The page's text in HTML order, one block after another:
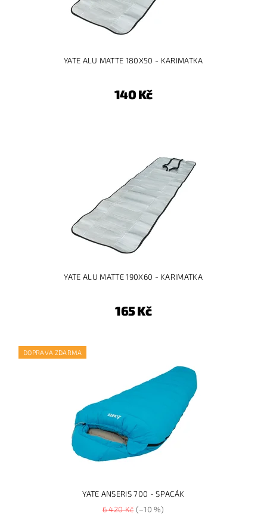
YATE ALU MATTE 180X50 - KARIMATKA
140 Kč
YATE ALU MATTE 190X60 - KARIMATKA
165 Kč
DOPRAVA ZDARMA
YATE ANSERIS 700 - SPACÁK
6 420 Kč(–10 %)